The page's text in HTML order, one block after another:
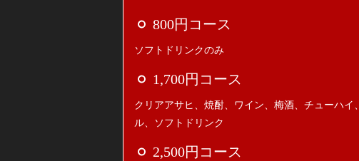
800円コース
ソフトドリンクのみ
1,700円コース
クリアアサヒ、焼酎、ワイン、梅酒、チューハ
ル、ソフトドリンク
2,500円コース